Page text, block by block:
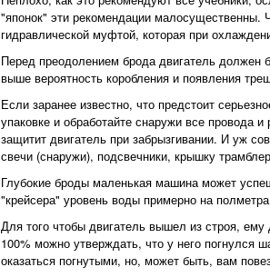
"японок" эти рекомендации малосущественны.
гидравлической муфтой, которая при
Перед преодолением брода двигатель должен
выше вероятность коробления и появления
Если заранее известно, что предстоит
упаковке и обработайте снаружи все провода
защитит двигатель при забрызгивании. И уж
свечи (снаружи), подсвечники, крышку
Глубокие броды маленькая машина может
"крейсера" уровень воды примерно на
Для того чтобы двигатель вышел из строя,
100% можно утверждать, что у него погнулся
оказаться погнутыми, но, может быть, вам